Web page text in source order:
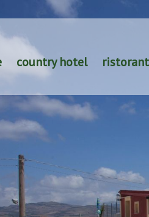
country hotel